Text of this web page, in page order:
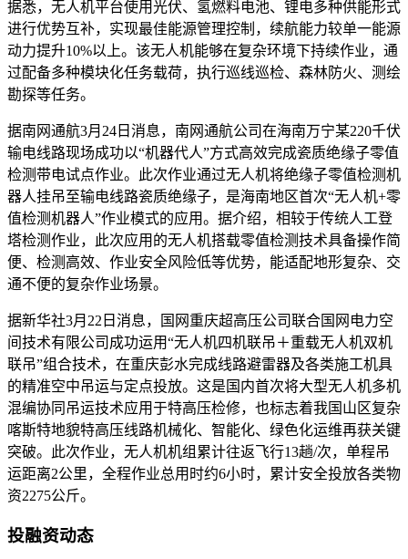
据悉，无人机平台使用光伏、氢燃料电池、锂电多种供能形式
进行优势互补，实现最佳能源管理控制，续航能力较单一能源
动力提升10%以上。该无人机能够在复杂环境下持续作业，通
过配备多种模块化任务载荷，执行巡线巡检、森林防火、测绘
勘探等任务。
据南网通航3月24日消息，南网通航公司在海南万宁某220千伏
输电线路现场成功以“机器代人”方式高效完成瓷质绝缘子零值
检测带电试点作业。此次作业通过无人机将绝缘子零值检测机
器人挂吊至输电线路瓷质绝缘子，是海南地区首次“无人机+零
值检测机器人”作业模式的应用。据介绍，相较于传统人工登
塔检测作业，此次应用的无人机搭载零值检测技术具备操作简
便、检测高效、作业安全风险低等优势，能适配地形复杂、交
通不便的复杂作业场景。
据新华社3月22日消息，国网重庆超高压公司联合国网电力空
间技术有限公司成功运用“无人机四机联吊＋重载无人机双机
联吊”组合技术，在重庆彭水完成线路避雷器及各类施工机具
的精准空中吊运与定点投放。这是国内首次将大型无人机多机
混编协同吊运技术应用于特高压检修，也标志着我国山区复杂
喀斯特地貌特高压线路机械化、智能化、绿色化运维再获关键
突破。此次作业，无人机机组累计往返飞行13趟/次，单程吊
运距离2公里，全程作业总用时约6小时，累计安全投放各类物
资2275公斤。
投融资动态